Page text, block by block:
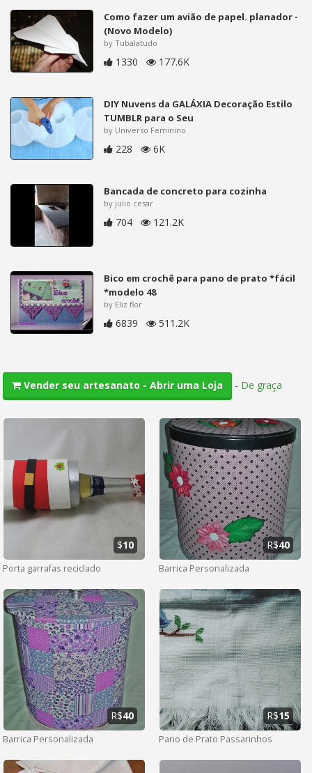
Como fazer um avião de papel. planador -
(Novo Modelo)
by Tubalatudo
1330 177.6K
DIY Nuvens da GALÁXIA Decoração Estilo
TUMBLR para o Seu
by Universo Feminino
228 6K
Bancada de concreto para cozinha
by julio cesar
704 121.2K
Bico em crochê para pano de prato *fácil
*modelo 48
by Eliz flor
6839 511.2K
Vender seu artesanato - Abrir uma Loja - De graça
Porta garrafas reciclado
$10
Barrica Personalizada
R$40
Barrica Personalizada
R$40
Pano de Prato Passarinhos
R$15